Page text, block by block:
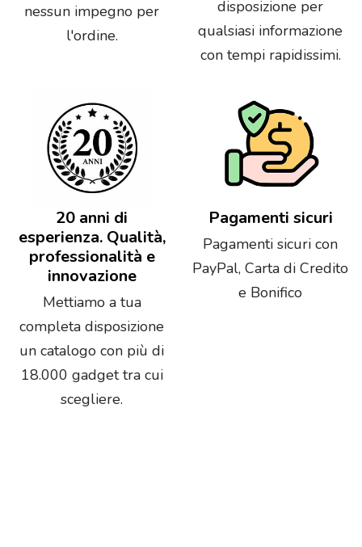
nessun impegno per
l'ordine.
disposizione per
qualsiasi informazione
con tempi rapidissimi.
20 anni di
esperienza. Qualità,
professionalità e
innovazione
Mettiamo a tua
completa disposizione
un catalogo con più di
18.000 gadget tra cui
scegliere.
Pagamenti sicuri
Pagamenti sicuri con
PayPal, Carta di Credito
e Bonifico